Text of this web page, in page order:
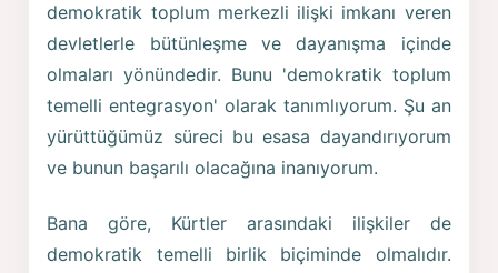
demokratik toplum merkezli ilişki imkanı veren
devletlerle bütünleşme ve dayanışma içinde
olmaları yönündedir. Bunu 'demokratik toplum
temelli entegrasyon' olarak tanımlıyorum. Şu an
yürüttüğümüz süreci bu esasa dayandırıyorum
ve bunun başarılı olacağına inanıyorum.
Bana göre, Kürtler arasındaki ilişkiler de
demokratik temelli birlik biçiminde olmalıdır.